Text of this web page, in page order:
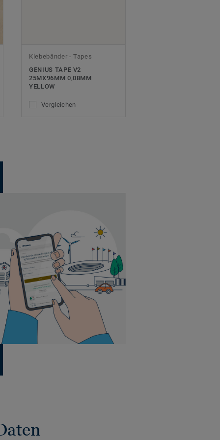
Klebebänder - Tapes
GENIUS TAPE V2
25MX96MM 0,08MM
YELLOW
Vergleichen